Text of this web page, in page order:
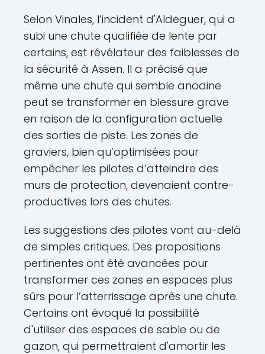
Selon Vinales, l’incident d'Aldeguer, qui a
subi une chute qualifiée de lente par
certains, est révélateur des faiblesses de
la sécurité à Assen. Il a précisé que
même une chute qui semble anodine
peut se transformer en blessure grave
en raison de la configuration actuelle
des sorties de piste. Les zones de
graviers, bien qu’optimisées pour
empêcher les pilotes d’atteindre des
murs de protection, devenaient contre-
productives lors des chutes.
Les suggestions des pilotes vont au-delà
de simples critiques. Des propositions
pertinentes ont été avancées pour
transformer ces zones en espaces plus
sûrs pour l’atterrissage après une chute.
Certains ont évoqué la possibilité
d'utiliser des espaces de sable ou de
gazon, qui permettraient d'amortir les